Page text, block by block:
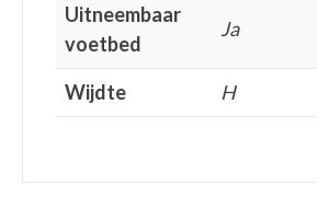
Uitneembaar
voetbed
Ja
Wijdte H